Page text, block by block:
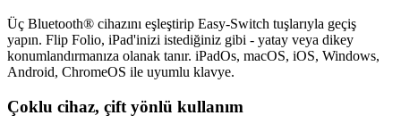
Üç Bluetooth® cihazını eşleştirip Easy-Switch tuşlarıyla geçiş
yapın. Flip Folio, iPad'inizi istediğiniz gibi - yatay veya dikey
konumlandırmanıza olanak tanır. iPadOs, macOS, iOS, Windows,
Android, ChromeOS ile uyumlu klavye.
Çoklu cihaz, çift yönlü kullanım